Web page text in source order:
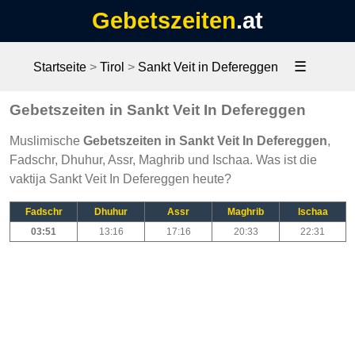
Gebetszeiten.at
Startseite> Tirol > Sankt Veit in Defereggen ☰
Gebetszeiten in Sankt Veit In Defereggen
Muslimische Gebetszeiten in Sankt Veit In Defereggen,
Fadschr, Dhuhur, Assr, Maghrib und Ischaa. Was ist die
vaktija Sankt Veit In Defereggen heute?
Fadschr Dhuhur Assr Maghrib
Ischaa
03:51
13:16 17:16 20:33 22:31